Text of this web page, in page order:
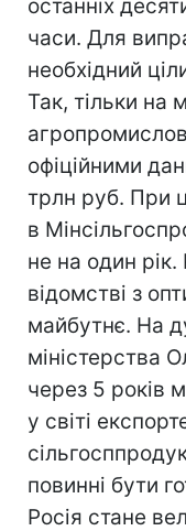
останніх
часи. Для
необхідний
Так, тільки на
офіційними
трлн руб. При
в
не на один
відомстві з
майбутнє. На
міністерства
через 5 років
у світі
повинні бути
Росія стане